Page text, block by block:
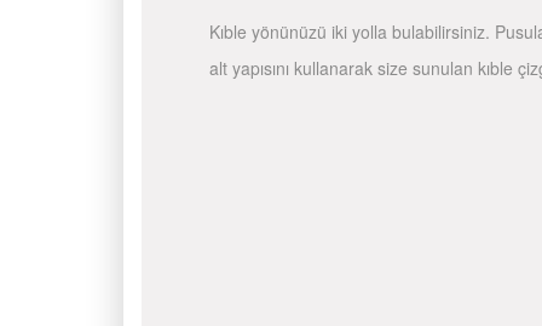
Kıble yönünüzü iki yolla bulabilirsiniz.
alt yapısını kullanarak size sunulan kıble